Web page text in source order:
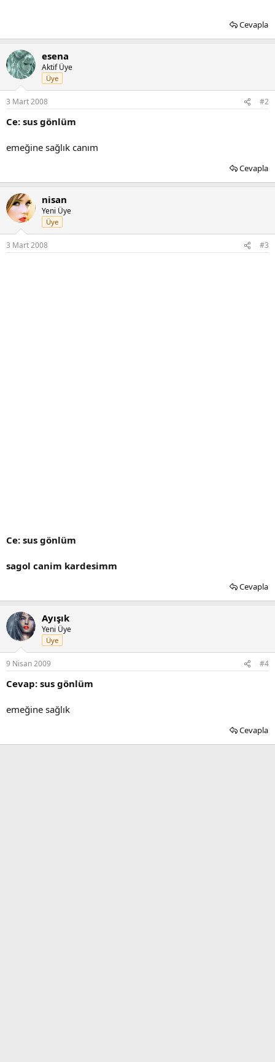
Cevapla
esena
Aktif Üye
Üye
3 Mart 2008 #2
Ce: sus gönlüm
emeğine sağlık canım
Cevapla
nisan
Yeni Üye
Üye
3 Mart 2008 #3
Ce: sus gönlüm
sagol canim kardesimm
Cevapla
Ayışık
Yeni Üye
Üye
9 Nisan 2009 #4
Cevap: sus gönlüm
emeğine sağlık
Cevapla